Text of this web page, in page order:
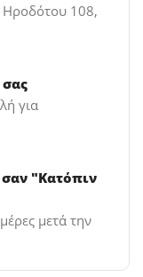
Ηροδότου 108,
για
"Κατόπιν
μετά την